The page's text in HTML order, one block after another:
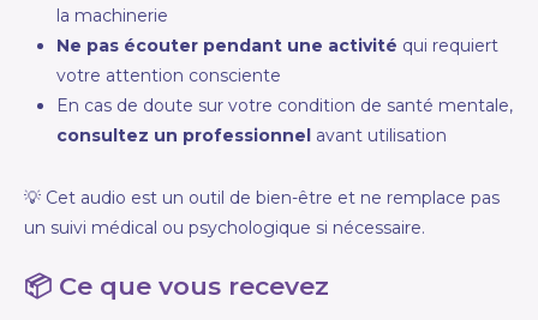
la machinerie
Ne pas écouter pendant une activité qui requiert
votre attention consciente
En cas de doute sur votre condition de santé mentale,
consultez un professionnel avant utilisation
💡 Cet audio est un outil de bien-être et ne remplace pas
un suivi médical ou psychologique si nécessaire.
📦 Ce que vous recevez